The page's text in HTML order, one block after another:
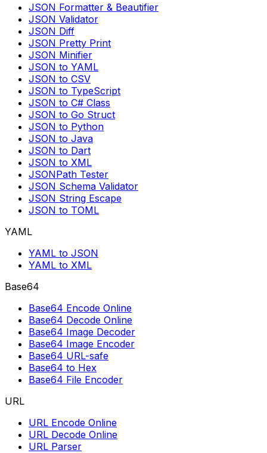
JSON Formatter & Beautifier
JSON Validator
JSON Diff
JSON Pretty Print
JSON Minifier
JSON to YAML
JSON to CSV
JSON to TypeScript
JSON to C# Class
JSON to Go Struct
JSON to Python
JSON to Java
JSON to Dart
JSON to XML
JSONPath Tester
JSON Schema Validator
JSON String Escape
JSON to TOML
YAML
YAML to JSON
YAML to XML
Base64
Base64 Encode Online
Base64 Decode Online
Base64 Image Decoder
Base64 Image Encoder
Base64 URL-safe
Base64 to Hex
Base64 File Encoder
URL
URL Encode Online
URL Decode Online
URL Parser